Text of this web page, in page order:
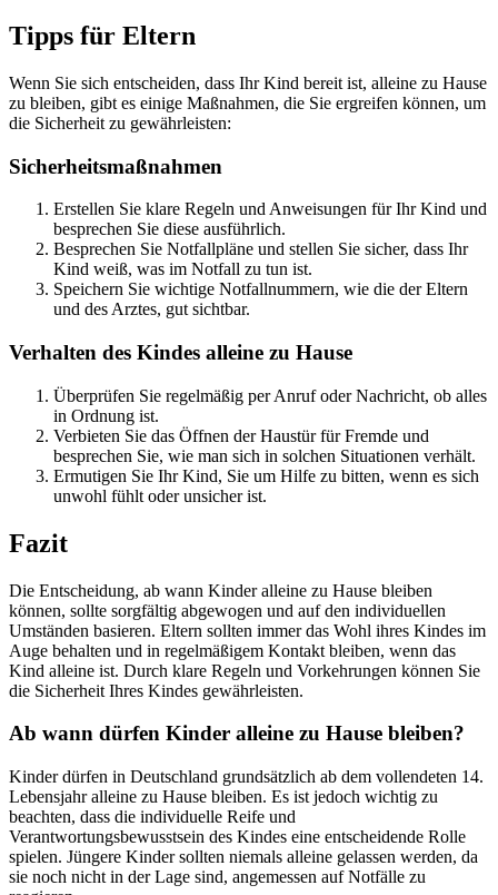
Tipps für Eltern
Wenn Sie sich entscheiden, dass Ihr Kind bereit ist, alleine zu Hause
zu bleiben, gibt es einige Maßnahmen, die Sie ergreifen können, um
die Sicherheit zu gewährleisten:
Sicherheitsmaßnahmen
Erstellen Sie klare Regeln und Anweisungen für Ihr Kind und
besprechen Sie diese ausführlich.
Besprechen Sie Notfallpläne und stellen Sie sicher, dass Ihr
Kind weiß, was im Notfall zu tun ist.
Speichern Sie wichtige Notfallnummern, wie die der Eltern
und des Arztes, gut sichtbar.
Verhalten des Kindes alleine zu Hause
Überprüfen Sie regelmäßig per Anruf oder Nachricht, ob alles
in Ordnung ist.
Verbieten Sie das Öffnen der Haustür für Fremde und
besprechen Sie, wie man sich in solchen Situationen verhält.
Ermutigen Sie Ihr Kind, Sie um Hilfe zu bitten, wenn es sich
unwohl fühlt oder unsicher ist.
Fazit
Die Entscheidung, ab wann Kinder alleine zu Hause bleiben
können, sollte sorgfältig abgewogen und auf den individuellen
Umständen basieren. Eltern sollten immer das Wohl ihres Kindes im
Auge behalten und in regelmäßigem Kontakt bleiben, wenn das
Kind alleine ist. Durch klare Regeln und Vorkehrungen können Sie
die Sicherheit Ihres Kindes gewährleisten.
Ab wann dürfen Kinder alleine zu Hause bleiben?
Kinder dürfen in Deutschland grundsätzlich ab dem vollendeten 14.
Lebensjahr alleine zu Hause bleiben. Es ist jedoch wichtig zu
beachten, dass die individuelle Reife und
Verantwortungsbewusstsein des Kindes eine entscheidende Rolle
spielen. Jüngere Kinder sollten niemals alleine gelassen werden, da
sie noch nicht in der Lage sind, angemessen auf Notfälle zu